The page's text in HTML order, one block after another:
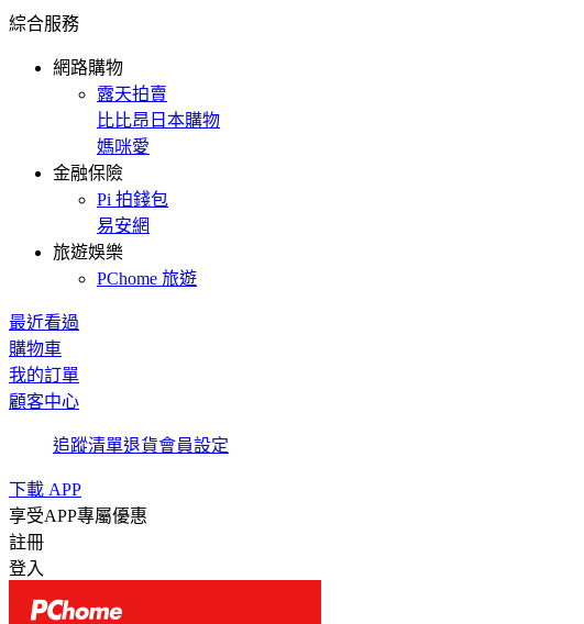
綜合服務
網路購物
露天拍賣
比比昂日本購物
媽咪愛
金融保險
Pi 拍錢包
易安網
旅遊娛樂
PChome 旅遊
最近看過
購物車
我的訂單
顧客中心
追蹤清單退貨會員設定
下載 APP
享受APP專屬優惠
註冊
登入